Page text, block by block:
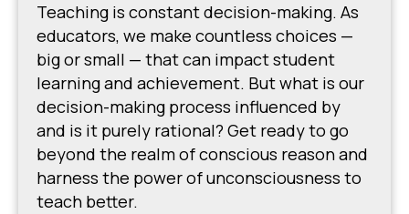
Teaching is constant decision-making. As
educators, we make countless choices —
big or small — that can impact student
learning and achievement. But what is our
decision-making process influenced by
and is it purely rational? Get ready to go
beyond the realm of conscious reason and
harness the power of unconsciousness to
teach better.